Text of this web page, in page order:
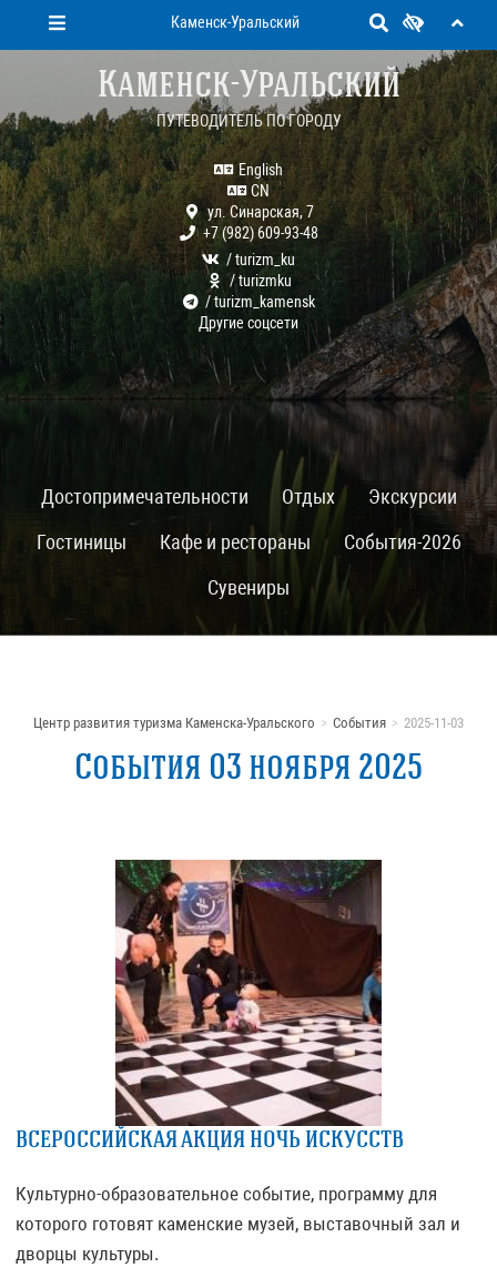
Каменск-Уральский
Каменск-Уральский
ПУТЕВОДИТЕЛЬ ПО ГОРОДУ
English
CN
ул. Синарская, 7
+7 (982) 609-93-48
/ turizm_ku
/ turizmku
/ turizm_kamensk
Другие соцсети
Достопримечательности Отдых
Экскурсии
Гостиницы
Кафе и рестораны
События-2026
Сувениры
Центр развития туризма Каменска-Уральского События 2025-11-03
События 03 ноября 2025
ВСЕРОССИЙСКАЯ АКЦИЯ НОЧЬ ИСКУССТВ
Культурно-образовательное событие, программу для
которого готовят каменские музей, выставочный зал и
дворцы культуры.